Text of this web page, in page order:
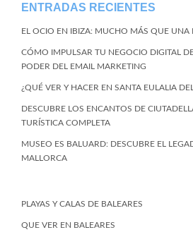
ENTRADAS RECIENTES
EL OCIO EN IBIZA: MUCHO MÁS QUE UNA
CÓMO IMPULSAR TU NEGOCIO DIGITAL
PODER DEL EMAIL MARKETING
¿QUÉ VER Y HACER EN SANTA EULALIA
DESCUBRE LOS ENCANTOS DE
TURÍSTICA COMPLETA
MUSEO ES BALUARD: DESCUBRE EL
MALLORCA
PLAYAS Y CALAS DE BALEARES
QUE VER EN BALEARES